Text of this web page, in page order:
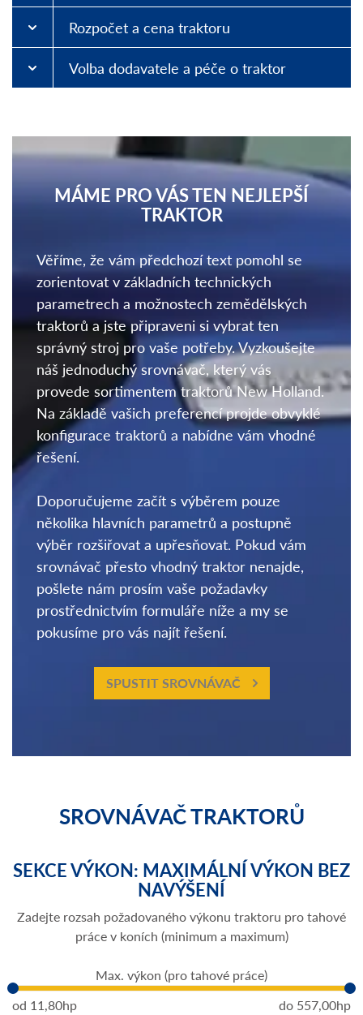
Rozpočet a cena traktoru
Volba dodavatele a péče o traktor
MÁME PRO VÁS TEN NEJLEPŠÍ
TRAKTOR
Věříme, že vám předchozí text pomohl se
zorientovat v základních technických
parametrech a možnostech zemědělských
traktorů a jste připraveni si vybrat ten
správný stroj pro vaše potřeby. Vyzkoušejte
náš jednoduchý srovnávač, který vás
provede sortimentem traktorů New Holland.
Na základě vašich preferencí projde obvyklé
konfigurace traktorů a nabídne vám vhodné
řešení.
Doporučujeme začít s výběrem pouze
několika hlavních parametrů a postupně
výběr rozšiřovat a upřesňovat. Pokud vám
srovnávač přesto vhodný traktor nenajde,
pošlete nám prosím vaše požadavky
prostřednictvím formuláře níže a my se
pokusíme pro vás najít řešení.
SPUSTIT SROVNÁVAČ
SROVNÁVAČ TRAKTORŮ
SEKCE VÝKON: MAXIMÁLNÍ VÝKON BEZ
NAVÝŠENÍ
Zadejte rozsah požadovaného výkonu traktoru pro tahové
práce v koních (minimum a maximum)
Max. výkon (pro tahové práce)
od 11,80hp do 557,00hp